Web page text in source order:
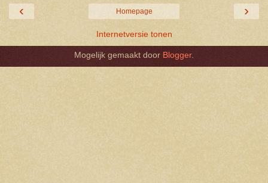
‹ ›
Homepage
Internetversie tonen
Mogelijk gemaakt door Blogger.